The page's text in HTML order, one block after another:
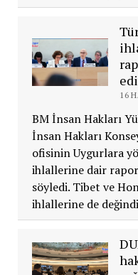
16
BM İnsan Hakları
İnsan Hakları
ofisinin Uygurlara
ihlallerine dair
söyledi. Tibet ve
ihlallerine de